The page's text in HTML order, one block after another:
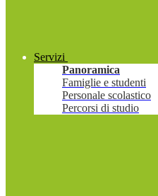
Servizi
Panoramica
Famiglie e studenti
Personale scolastico
Percorsi di studio